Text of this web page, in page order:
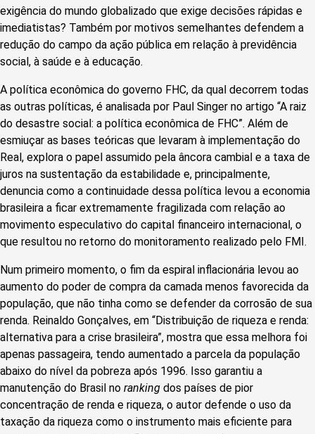
exigência do mundo globalizado que exige decisões rápidas e
imediatistas? Também por motivos semelhantes defendem a
redução do campo da ação pública em relação à previdência
social, à saúde e à educação.
A política econômica do governo FHC, da qual decorrem todas
as outras políticas, é analisada por Paul Singer no artigo “A raiz
do desastre social: a política econômica de FHC”. Além de
esmiuçar as bases teóricas que levaram à implementação do
Real, explora o papel assumido pela âncora cambial e a taxa de
juros na sustentação da estabilidade e, principalmente,
denuncia como a continuidade dessa política levou a economia
brasileira a ficar extremamente fragilizada com relação ao
movimento especulativo do capital financeiro internacional, o
que resultou no retorno do monitoramento realizado pelo FMI.
Num primeiro momento, o fim da espiral inflacionária levou ao
aumento do poder de compra da camada menos favorecida da
população, que não tinha como se defender da corrosão de sua
renda. Reinaldo Gonçalves, em “Distribuição de riqueza e renda:
alternativa para a crise brasileira”, mostra que essa melhora foi
apenas passageira, tendo aumentado a parcela da população
abaixo do nível da pobreza após 1996. Isso garantiu a
manutenção do Brasil no ranking dos países de pior
concentração de renda e riqueza, o autor defende o uso da
taxação da riqueza como o instrumento mais eficiente para